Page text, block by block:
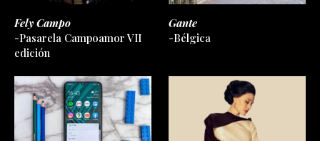
Fely Campo
-Pasarela Campoamor VII
edición
Gante
-Bélgica